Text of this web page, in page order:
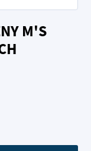
M'S